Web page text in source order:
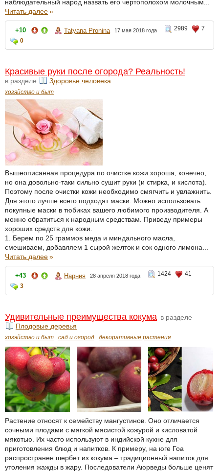
наблюдательный народ назвать его чертополохом молочным...
Читать далее»
+10 Tatyana Pronina 17 мая 2018 года 2989
7
0
Красивые руки после огорода? Реальность!
в разделе Здоровье человека
хозяйство и быт
Вышеописанная процедура по очистке кожи хороша, конечно,
но она довольно-таки сильно сушит руки (и стирка, и кислота).
Поэтому после очистки кожи необходимо смягчить и увлажнить.
Для этого лучше всего подходят маски. Можно использовать
покупные маски в тюбиках вашего любимого производителя. А
можно обратиться к народным средствам. Приведу примеры
хороших средств для кожи.
1. Берем по 25 граммов меда и миндального масла,
смешиваем, добавляем 1 сырой желток и сок одного лимона...
Читать далее»
+43 Нарния 28 апреля 2018 года 1424
41
3
Удивительные преимущества кокума в разделе
Плодовые деревья
хозяйство и быт сад и огород декоративные растения
Растение относят к семейству мангустинов. Оно отличается
сочными плодами с мягкой мясистой кожурой и кисловатой
мякотью. Их часто используют в индийской кухне для
приготовления блюд и напитков. К примеру, на юге Гоа
распространен шербет из кокума – традиционный напиток для
утоления жажды в жару. Последователи Аюрведы больше ценят